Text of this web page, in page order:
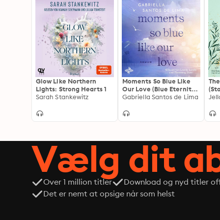
Glow Like Northern
Lights: Strong Hearts 1
Sarah Stankewitz
Moments So Blue Like
Our Love (Blue Eternity
1)
Gabriella Santos de Lima
der
Vælg dit
Over 1 million titler Download og nyd titler
Det er nemt at opsige når som helst